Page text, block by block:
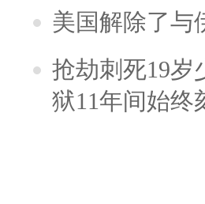
美国解除了与
抢劫刺死19岁
狱11年间始终